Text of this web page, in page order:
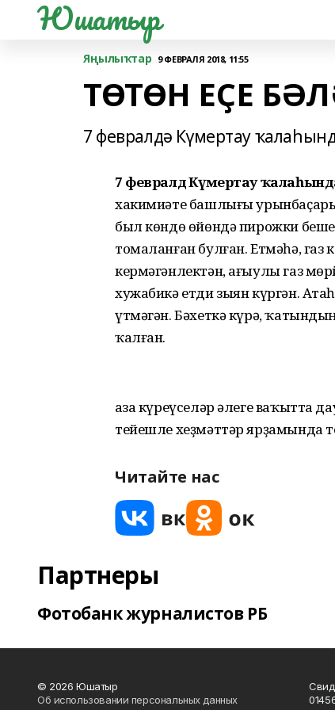
Юшатыр
Яңылыҡтар 9 ФЕВРАЛЯ 2018, 11:55
ТӨТӨН ЕҪЕ
7 февралдә Күмертау
7 февралдә Күмертау ҡалаһында
хакимиәте башлығы
был көндө өйөндә пирожки
томаланған булған. Етмәһә, газ
кермәгәнлектән, ағыулы газ
хужабикә етди зыян күргән.
үтмәгән. Бәхеткә күрә,
ҡалған.
Ҡаза күреүселәр әлеге
тейешле хеҙмәттәр ярҙамында
Читайте нас
Партнеры
Фотобанк журналистов РБ
© 2026 Юшатыр
Об использовании персональных данных